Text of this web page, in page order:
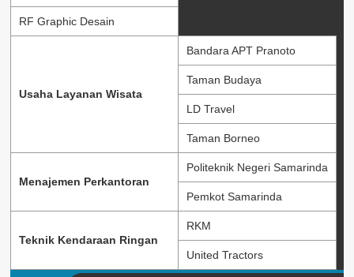
RF Graphic Desain
Usaha Layanan Wisata
Bandara APT Pranoto
Taman Budaya
LD Travel
Taman Borneo
Menajemen Perkantoran
Politeknik Negeri Samarinda
Pemkot Samarinda
Teknik Kendaraan Ringan
RKM
United Tractors